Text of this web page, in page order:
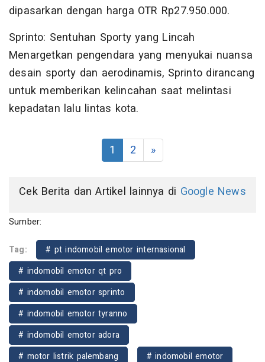
dipasarkan dengan harga OTR Rp27.950.000.
Sprinto: Sentuhan Sporty yang Lincah
Menargetkan pengendara yang menyukai nuansa
desain sporty dan aerodinamis, Sprinto dirancang
untuk memberikan kelincahan saat melintasi
kepadatan lalu lintas kota.
1 2 »
Cek Berita dan Artikel lainnya di Google News
Sumber:
Tag:
# pt indomobil emotor internasional
# indomobil emotor qt pro
# indomobil emotor sprinto
# indomobil emotor tyranno
# indomobil emotor adora
# motor listrik palembang
# indomobil emotor